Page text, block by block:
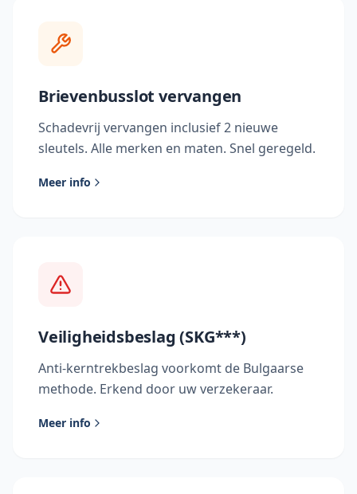
Brievenbusslot vervangen
Schadevrij vervangen inclusief 2 nieuwe
sleutels. Alle merken en maten. Snel geregeld.
Meer info
Veiligheidsbeslag (SKG***)
Anti-kerntrekbeslag voorkomt de Bulgaarse
methode. Erkend door uw verzekeraar.
Meer info